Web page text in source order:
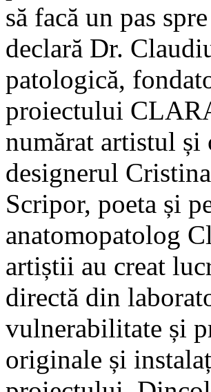
să facă un pas
declară Dr.
patologică,
proiectului
numărat artistul
designerul
Scripor, poeta și
anatomopatolog
artiștii au creat
directă din
vulnerabilitate și
originale și